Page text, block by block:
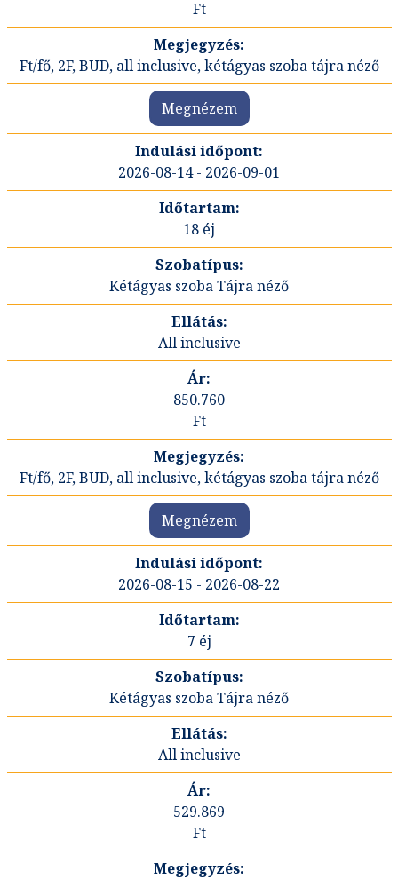
Ft
Ft/fő, 2F, BUD, all inclusive, kétágyas szoba tájra néző
Megnézem
2026-08-14 - 2026-09-01
18 éj
Kétágyas szoba Tájra néző
All inclusive
850.760
Ft
Ft/fő, 2F, BUD, all inclusive, kétágyas szoba tájra néző
Megnézem
2026-08-15 - 2026-08-22
7 éj
Kétágyas szoba Tájra néző
All inclusive
529.869
Ft